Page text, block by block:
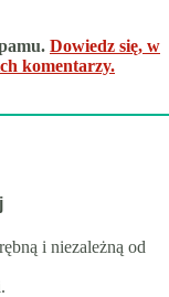
Dowiedz się, w
komentarzy.
i niezależną od